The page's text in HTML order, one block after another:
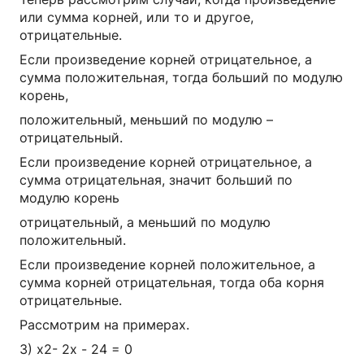
или сумма корней, или то и другое,
отрицательные.
Если произведение корней отрицательное, а
сумма положительная, тогда больший по модулю
корень,
положительный, меньший по модулю –
отрицательный.
Если произведение корней отрицательное, а
сумма отрицательная, значит больший по
модулю корень
отрицательный, а меньший по модулю
положительный.
Если произведение корней положительное, а
сумма корней отрицательная, тогда оба корня
отрицательные.
Рассмотрим на примерах.
3) x2- 2x - 24 = 0